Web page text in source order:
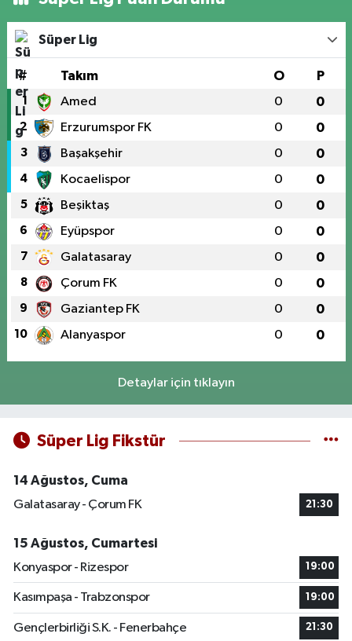
Süper Lig
# Takım O P
1 Amed 0 0
2 Erzurumspor FK 0 0
3 Başakşehir 0 0
4 Kocaelispor 0 0
5 Beşiktaş 0 0
6 Eyüpspor 0 0
7 Galatasaray 0 0
8 Çorum FK 0 0
9 Gaziantep FK 0 0
10 Alanyaspor 0 0
Detaylar için tıklayın
Süper Lig Fikstür
14 Ağustos, Cuma
Galatasaray - Çorum FK
21:30
15 Ağustos, Cumartesi
Konyaspor - Rizespor
19:00
Kasımpaşa - Trabzonspor 19:00
Gençlerbirliği S.K. - Fenerbahçe 21:30